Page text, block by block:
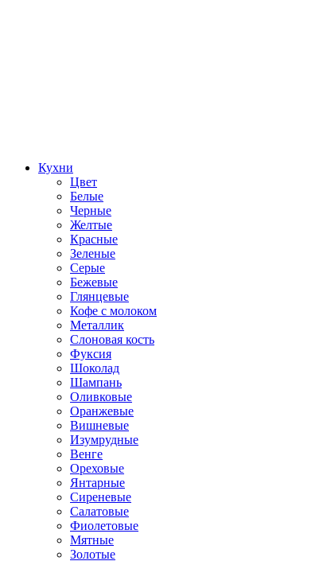
Кухни
Цвет
Белые
Черные
Желтые
Красные
Зеленые
Серые
Бежевые
Глянцевые
Кофе с молоком
Металлик
Слоновая кость
Фуксия
Шоколад
Шампань
Оливковые
Оранжевые
Вишневые
Изумрудные
Венге
Ореховые
Янтарные
Сиреневые
Салатовые
Фиолетовые
Мятные
Золотые